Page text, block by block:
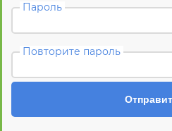
Пароль
Повторите пароль